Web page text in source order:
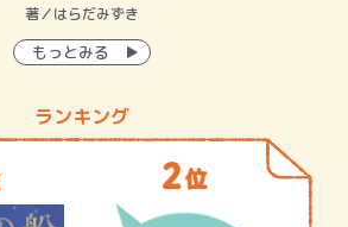
著／はらだみずき
もっとみる
ランキング